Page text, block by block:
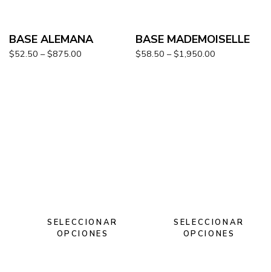
BASE ALEMANA
$52.50 – $875.00
BASE MADEMOISELLE
$58.50 – $1,950.00
SELECCIONAR
OPCIONES
SELECCIONAR
OPCIONES